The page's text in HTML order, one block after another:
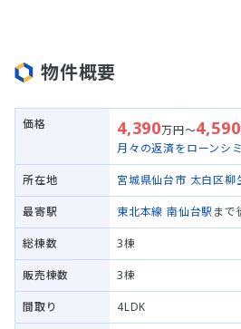
物件概要
価格 4,390万円～4,590
月々の返済をローンシ
所在地 宮城県仙台市 太白区柳
最寄駅 東北本線 南仙台駅 まで
総棟数 3棟
販売棟数 3棟
間取り 4LDK